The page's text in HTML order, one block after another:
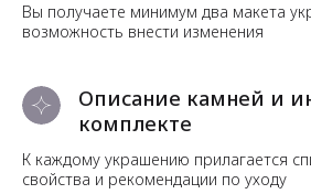
Вы получаете минимум два макета
возможность внести изменения
Описание камней и
комплекте
К каждому украшению прилагается
свойства и рекомендации по уходу